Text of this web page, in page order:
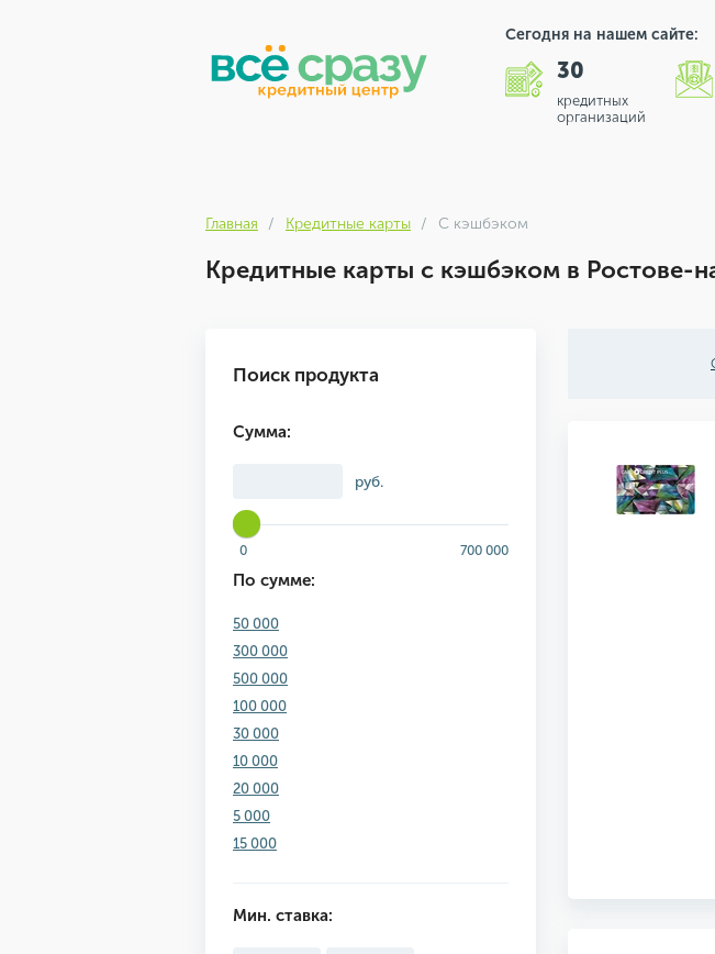
Сегодня на нашем сайте:
30
кредитных
организаций
Главная Кредитные карты С кэшбэком
Кредитные карты с кэшбэком в Ростове-
Поиск продукта
Сумма:
руб.
0 700 000
По сумме:
50 000
300 000
500 000
100 000
30 000
10 000
20 000
5 000
15 000
Мин. ставка: